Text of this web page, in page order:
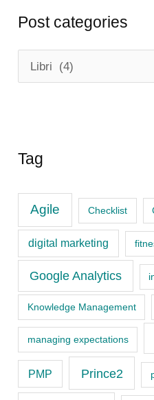
Post categories
o
c
e
r
i
s
Tag
Agile Checklist
digital marketing
Google Analytics
Knowledge Management
managing expectations
PMP Prince2